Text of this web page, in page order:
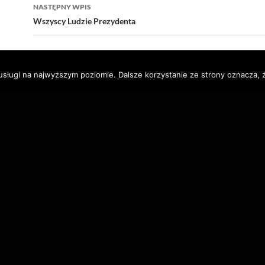
NASTĘPNY WPIS
Wszyscy Ludzie Prezydenta
na najwyższym poziomie. Dalsze korzystanie ze strony oznacza,